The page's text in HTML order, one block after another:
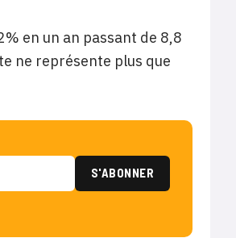
en un an passant de 8,8
ne représente plus que